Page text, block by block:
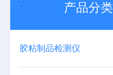
产品分类
胶粘制品检测仪